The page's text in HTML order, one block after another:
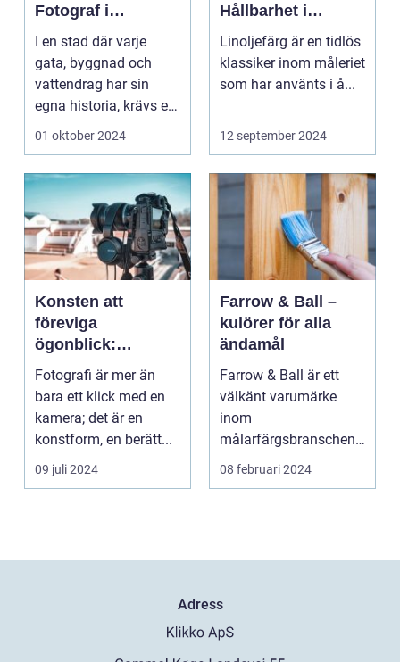
Fotograf i
Stockholm
I en stad där varje
gata, byggnad och
vattendrag har sin
egna historia, krävs en
riktig ko...
01 oktober 2024
Hållbarhet i
Modern Tappning
Linoljefärg är en tidlös
klassiker inom måleriet
som har använts i å...
12 september 2024
Konsten att
föreviga
ögonblick:
Fotografens värld
Fotografi är mer än
bara ett klick med en
kamera; det är en
konstform, en berätt...
09 juli 2024
Farrow & Ball –
kulörer för alla
ändamål
Farrow & Ball är ett
välkänt varumärke
inom
målarfärgsbranschen
s...
08 februari 2024
Adress